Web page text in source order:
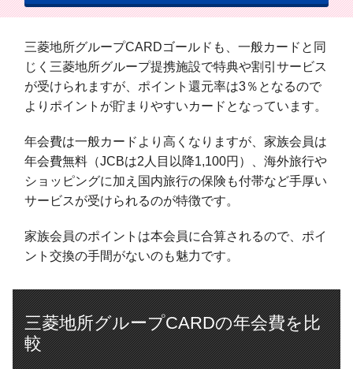
三菱地所グループCARDゴールドも、一般カードと同
じく三菱地所グループ提携施設で特典や割引サービス
が受けられますが、ポイント還元率は3％となるので
よりポイントが貯まりやすいカードとなっています。
年会費は一般カードより高くなりますが、家族会員は
年会費無料（JCBは2人目以降1,100円）、海外旅行や
ショッピングに加え国内旅行の保険も付帯など手厚い
サービスが受けられるのが特徴です。
家族会員のポイントは本会員に合算されるので、ポイ
ント交換の手間がないのも魅力です。
三菱地所グループCARDの年会費を比
較